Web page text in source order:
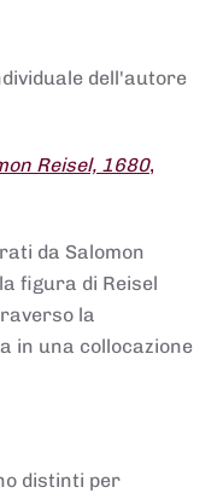
dell'autore
Reisel, 1680,
da Salomon
figura di Reisel
la
in una collocazione
distinti per